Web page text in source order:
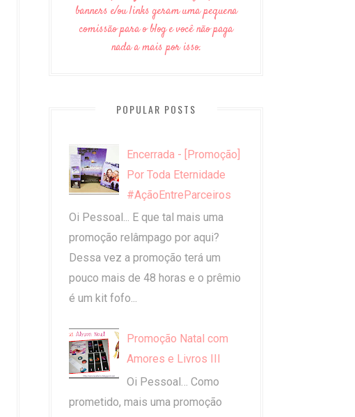
banners e/ou links geram uma pequena
comissão para o blog e você não paga
nada a mais por isso.
POPULAR POSTS
Encerrada - [Promoção]
Por Toda Eternidade
#AçãoEntreParceiros
Oi Pessoal... E que tal mais uma
promoção relâmpago por aqui?
Dessa vez a promoção terá um
pouco mais de 48 horas e o prêmio
é um kit fofo...
Promoção Natal com
Amores e Livros III
Oi Pessoal… Como
prometido, mais uma promoção